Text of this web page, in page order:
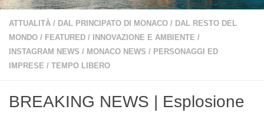
ATTUALITÀ / DAL PRINCIPATO DI MONACO / DAL RESTO DEL
MONDO / FEATURED / INNOVAZIONE E AMBIENTE /
INSTAGRAM NEWS / MONACO NEWS / PERSONAGGI ED
IMPRESE / TEMPO LIBERO
BREAKING NEWS | Esplosione